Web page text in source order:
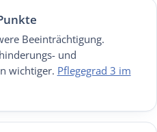
Beeinträchtigung.
und
wichtiger. Pflegegrad 3 im